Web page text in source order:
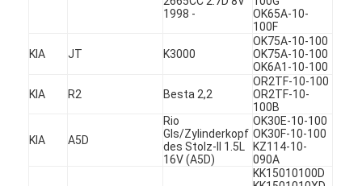
Maschinen-Nockenwelle
Maschine Pleuelstange
Zylinderkopf-Reparaturen
1998 -
OK65A-10-
100F
KIA JT K3000
OK75A-10-100
OK75A-10-100
OK6A1-10-100
KIA R2 Besta 2,2
OR2TF-10-100
OR2TF-10-
100B
KIA A5D
Rio
Gls/Zylinderkopf
des Stolz-II 1.5L
16V (A5D)
OK30E-10-100
OK30F-10-100
KZ114-10-
090A
KK15010100D